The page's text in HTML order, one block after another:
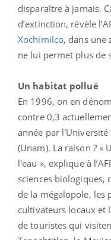
disparaître à jamais.
d’extinction, révèle
Xochimilco, dans une
ne lui permet plus de
Un habitat pollué
En 1996, on en
contre 0,3
année par
(Unam). La raison ? «
l'eau », explique à
sciences biologiques,
de la mégalopole, les
cultivateurs locaux et
de touristes qui